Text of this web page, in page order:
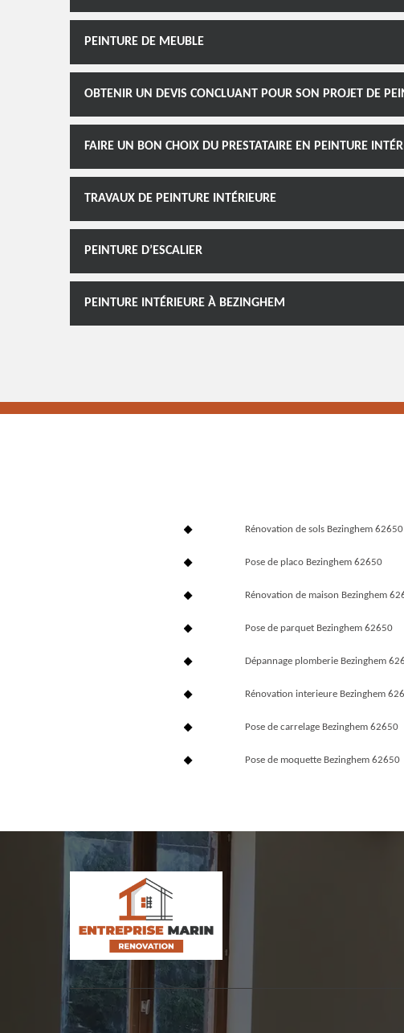
PEINTURE DE MEUBLE
OBTENIR UN DEVIS CONCLUANT POUR SON PROJET DE
FAIRE UN BON CHOIX DU PRESTATAIRE EN PEINTURE
TRAVAUX DE PEINTURE INTÉRIEURE
PEINTURE D’ESCALIER
PEINTURE INTÉRIEURE À BEZINGHEM
Rénovation de sols Bezinghem 62650
Pose de placo Bezinghem 62650
Rénovation de maison Bezinghem
Pose de parquet Bezinghem 62650
Dépannage plomberie Bezinghem
Rénovation interieure Bezinghem
Pose de carrelage Bezinghem 62650
Pose de moquette Bezinghem 62650